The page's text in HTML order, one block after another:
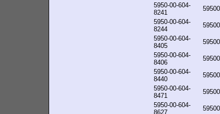
5950-00-604-
8241
5950-00-604-
8244
5950-00-604-
8405
5950-00-604-
8406
5950-00-604-
8440
5950-00-604-
8471
5950-00-604-
8627